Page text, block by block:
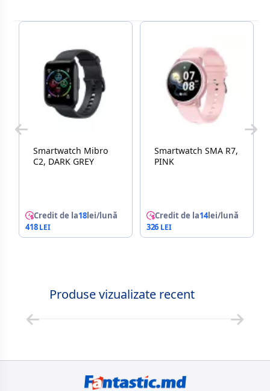
Smartwatch Mibro
C2, DARK GREY
Credit de la18lei/lună
418
Smartwatch SMA R7,
PINK
Credit de la14lei/lună
326
Produse vizualizate recent